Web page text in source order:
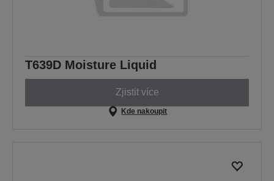
T639D Moisture Liquid
Zjistit více
Kde nakoupit